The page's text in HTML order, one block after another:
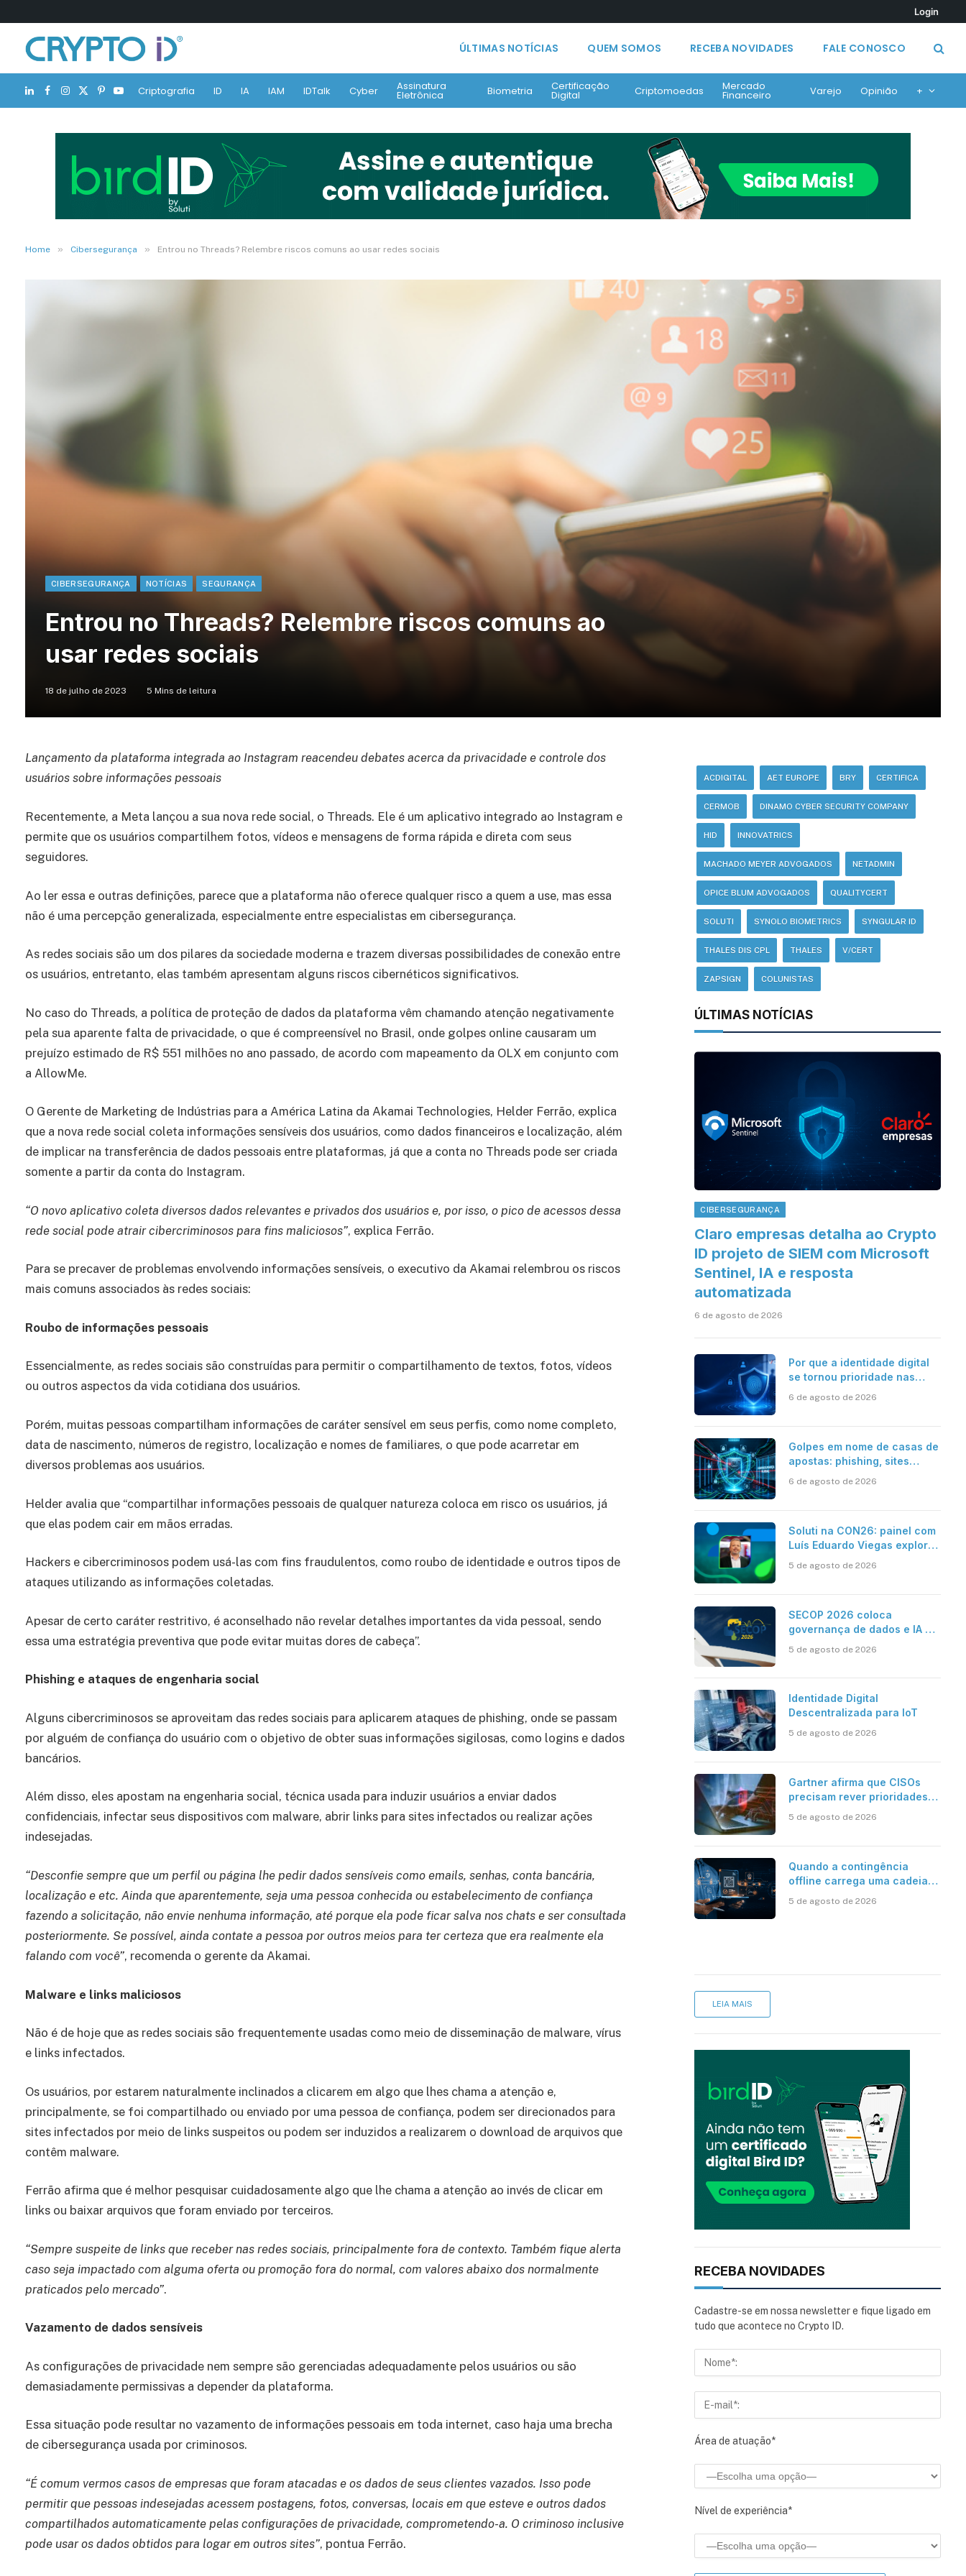
Login
ÚLTIMAS NOTÍCIAS QUEM SOMOS RECEBA NOVIDADES FALE CONOSCO
LinkedIn
Facebook
Instagram
X
(Twitter)
Pinterest
YouTubeCriptografia ID IA IAM IDTalk Cyber Assinatura
Eletrônica Biometria Certificação
Digital Criptomoedas Mercado
Financeiro Varejo Opinião +
Home » Cibersegurança » Entrou no Threads? Relembre riscos comuns ao usar redes sociais
CIBERSEGURANÇA NOTÍCIAS SEGURANÇA
Entrou no Threads? Relembre riscos comuns ao
usar redes sociais
18 de julho de 2023 5 Mins de leitura
Lançamento da plataforma integrada ao Instagram reacendeu debates acerca da privacidade e controle dos
usuários sobre informações pessoais
Recentemente, a Meta lançou a sua nova rede social, o Threads. Ele é um aplicativo integrado ao Instagram e
permite que os usuários compartilhem fotos, vídeos e mensagens de forma rápida e direta com seus
seguidores.
Ao ler essa e outras definições, parece que a plataforma não oferece qualquer risco a quem a use, mas essa
não é uma percepção generalizada, especialmente entre especialistas em cibersegurança.
As redes sociais são um dos pilares da sociedade moderna e trazem diversas possibilidades de conexão entre
os usuários, entretanto, elas também apresentam alguns riscos cibernéticos significativos.
No caso do Threads, a política de proteção de dados da plataforma vêm chamando atenção negativamente
pela sua aparente falta de privacidade, o que é compreensível no Brasil, onde golpes online causaram um
prejuízo estimado de R$ 551 milhões no ano passado, de acordo com mapeamento da OLX em conjunto com
a AllowMe.
O Gerente de Marketing de Indústrias para a América Latina da Akamai Technologies, Helder Ferrão, explica
que a nova rede social coleta informações sensíveis dos usuários, como dados financeiros e localização, além
de implicar na transferência de dados pessoais entre plataformas, já que a conta no Threads pode ser criada
somente a partir da conta do Instagram.
“O novo aplicativo coleta diversos dados relevantes e privados dos usuários e, por isso, o pico de acessos dessa
rede social pode atrair cibercriminosos para fins maliciosos”, explica Ferrão.
Para se precaver de problemas envolvendo informações sensíveis, o executivo da Akamai relembrou os riscos
mais comuns associados às redes sociais:
Roubo de informações pessoais
Essencialmente, as redes sociais são construídas para permitir o compartilhamento de textos, fotos, vídeos
ou outros aspectos da vida cotidiana dos usuários.
Porém, muitas pessoas compartilham informações de caráter sensível em seus perfis, como nome completo,
data de nascimento, números de registro, localização e nomes de familiares, o que pode acarretar em
diversos problemas aos usuários.
Helder avalia que “compartilhar informações pessoais de qualquer natureza coloca em risco os usuários, já
que elas podem cair em mãos erradas.
Hackers e cibercriminosos podem usá-las com fins fraudulentos, como roubo de identidade e outros tipos de
ataques utilizando as informações coletadas.
Apesar de certo caráter restritivo, é aconselhado não revelar detalhes importantes da vida pessoal, sendo
essa uma estratégia preventiva que pode evitar muitas dores de cabeça”.
Phishing e ataques de engenharia social
Alguns cibercriminosos se aproveitam das redes sociais para aplicarem ataques de phishing, onde se passam
por alguém de confiança do usuário com o objetivo de obter suas informações sigilosas, como logins e dados
bancários.
Além disso, eles apostam na engenharia social, técnica usada para induzir usuários a enviar dados
confidenciais, infectar seus dispositivos com malware, abrir links para sites infectados ou realizar ações
indesejadas.
“Desconfie sempre que um perfil ou página lhe pedir dados sensíveis como emails, senhas, conta bancária,
localização e etc. Ainda que aparentemente, seja uma pessoa conhecida ou estabelecimento de confiança
fazendo a solicitação, não envie nenhuma informação, até porque ela pode ficar salva nos chats e ser consultada
posteriormente. Se possível, ainda contate a pessoa por outros meios para ter certeza que era realmente ela
falando com você”, recomenda o gerente da Akamai.
Malware e links maliciosos
Não é de hoje que as redes sociais são frequentemente usadas como meio de disseminação de malware, vírus
e links infectados.
Os usuários, por estarem naturalmente inclinados a clicarem em algo que lhes chama a atenção e,
principalmente, se foi compartilhado ou enviado por uma pessoa de confiança, podem ser direcionados para
sites infectados por meio de links suspeitos ou podem ser induzidos a realizarem o download de arquivos que
contêm malware.
Ferrão afirma que é melhor pesquisar cuidadosamente algo que lhe chama a atenção ao invés de clicar em
links ou baixar arquivos que foram enviado por terceiros.
“Sempre suspeite de links que receber nas redes sociais, principalmente fora de contexto. Também fique alerta
caso seja impactado com alguma oferta ou promoção fora do normal, com valores abaixo dos normalmente
praticados pelo mercado”.
Vazamento de dados sensíveis
As configurações de privacidade nem sempre são gerenciadas adequadamente pelos usuários ou são
demasiadamente permissivas a depender da plataforma.
Essa situação pode resultar no vazamento de informações pessoais em toda internet, caso haja uma brecha
de cibersegurança usada por criminosos.
“É comum vermos casos de empresas que foram atacadas e os dados de seus clientes vazados. Isso pode
permitir que pessoas indesejadas acessem postagens, fotos, conversas, locais em que esteve e outros dados
compartilhados automaticamente pelas configurações de privacidade, comprometendo-a. O criminoso inclusive
pode usar os dados obtidos para logar em outros sites”, pontua Ferrão.
ACDIGITAL AET EUROPE BRY CERTIFICA
CERMOB DINAMO CYBER SECURITY COMPANY
HID INNOVATRICS
MACHADO MEYER ADVOGADOS NETADMIN
OPICE BLUM ADVOGADOS QUALITYCERT
SOLUTI SYNOLO BIOMETRICS SYNGULAR ID
THALES DIS CPL THALES V/CERT
ZAPSIGN COLUNISTAS
ÚLTIMAS NOTÍCIAS
CIBERSEGURANÇA
Claro empresas detalha ao Crypto
ID projeto de SIEM com Microsoft
Sentinel, IA e resposta
automatizada
6 de agosto de 2026
Por que a identidade digital
se tornou prioridade nas
6 de agosto de 2026
Golpes em nome de casas de
apostas: phishing, sites
6 de agosto de 2026
Soluti na CON26: painel com
Luís Eduardo Viegas explora
eficiência da Contabilidade
5 de agosto de 2026
SECOP 2026 coloca
governança de dados e IA no
5 de agosto de 2026
Identidade Digital
Descentralizada para IoT
5 de agosto de 2026
Gartner afirma que CISOs
precisam rever prioridades
para enfrentar os desafios
5 de agosto de 2026
Quando a contingência
offline carrega uma cadeia
5 de agosto de 2026
LEIA MAIS
RECEBA NOVIDADES
Cadastre-se em nossa newsletter e fique ligado em
tudo que acontece no Crypto ID.
Área de atuação*
Nível de experiência*